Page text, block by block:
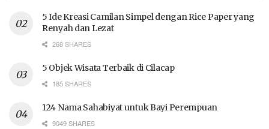
5 Ide Kreasi Camilan Simpel dengan Rice Paper yang
Renyah dan Lezat
268 SHARES
5 Objek Wisata Terbaik di Cilacap
185 SHARES
124 Nama Sahabiyat untuk Bayi Perempuan
9049 SHARES